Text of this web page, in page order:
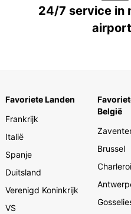
24/7 service in
Favoriete Landen
Frankrijk
Italië
Spanje
Duitsland
Verenigd Koninkrijk
VS
België
Brussel
Charleroi